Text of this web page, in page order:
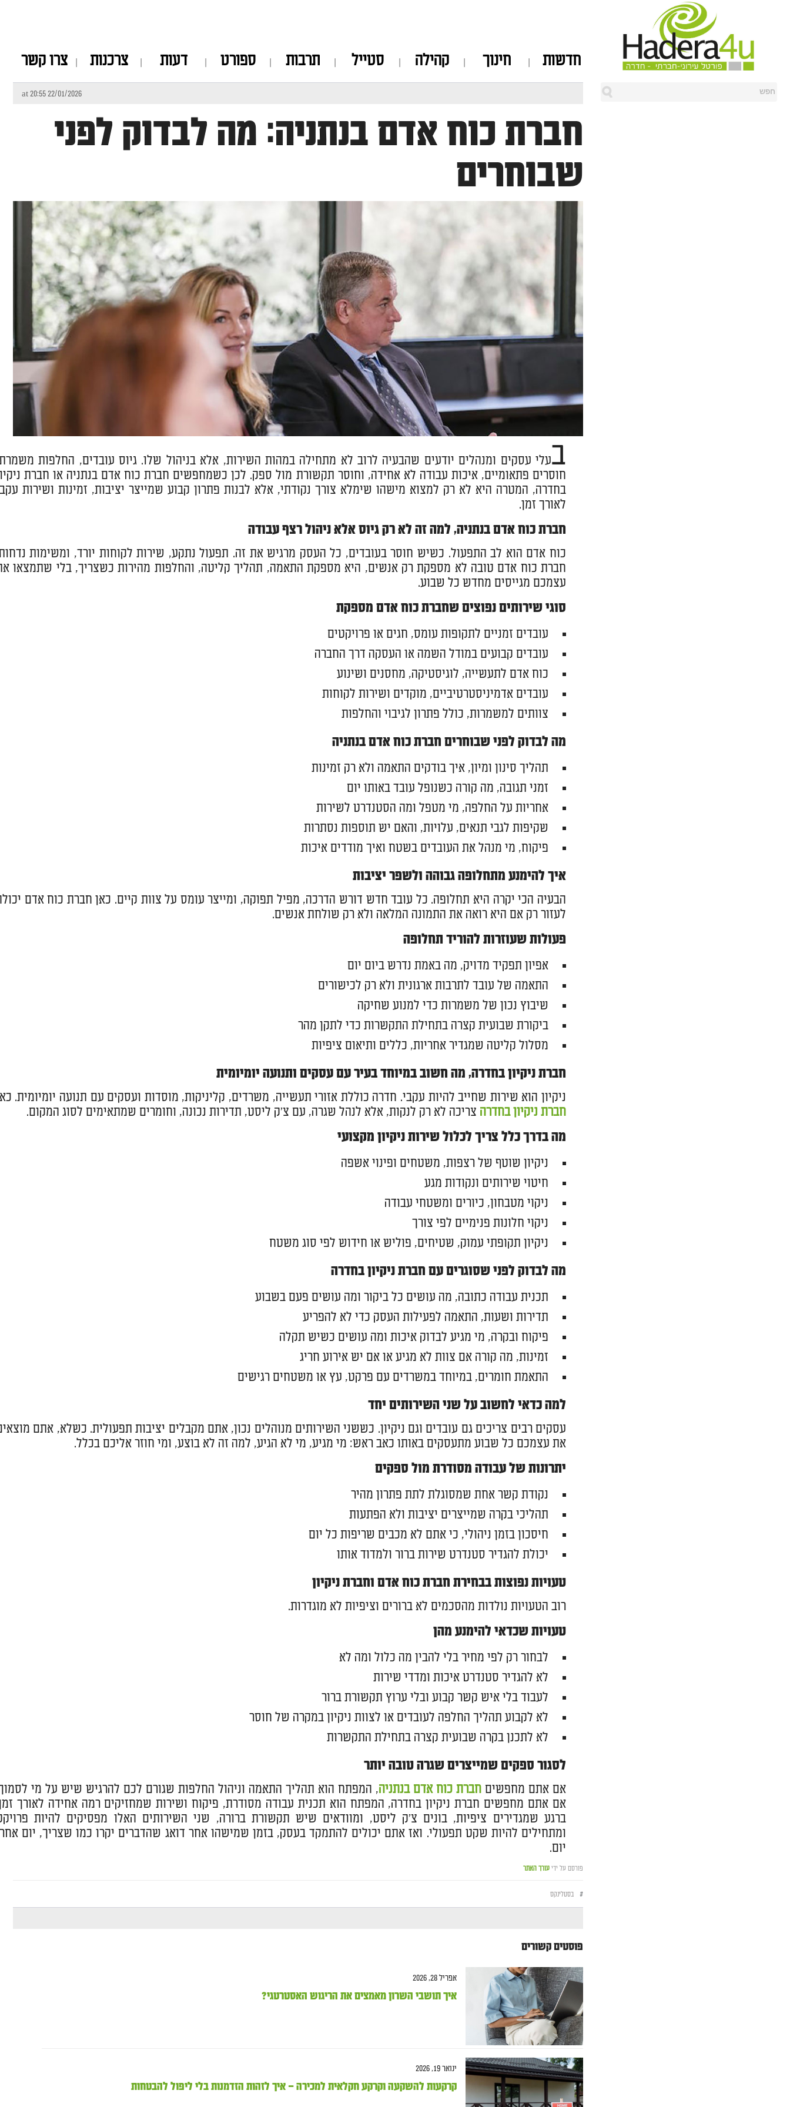
חדשות חינוך קהילה סטייל תרבות ספורט דעות צרכנות צרו קשר
22/01/2026 at 20:55
חברת כוח אדם בנתניה: מה לבדוק לפני
שבוחרים
בעלי עסקים ומנהלים יודעים שהבעיה לרוב לא מתחילה במהות השירות, אלא בניהול שלו. גיוס עובדים, החלפות
חוסרים פתאומיים, איכות עבודה לא אחידה, וחוסר תקשורת מול ספק. לכן כשמחפשים חברת כוח אדם בנתניה או חברת
בחדרה, המטרה היא לא רק למצוא מישהו שימלא צורך נקודתי, אלא לבנות פתרון קבוע שמייצר יציבות, זמינות ושירות
לאורך זמן.
חברת כוח אדם בנתניה, למה זה לא רק גיוס אלא ניהול רצף עבודה
כוח אדם הוא לב התפעול. כשיש חוסר בעובדים, כל העסק מרגיש את זה. תפעול נתקע, שירות לקוחות יורד, ומשימות
חברת כוח אדם טובה לא מספקת רק אנשים, היא מספקת התאמה, תהליך קליטה, והחלפות מהירות כשצריך, בלי שתמצאו
עצמכם מגייסים מחדש כל שבוע.
סוגי שירותים נפוצים שחברת כוח אדם מספקת
עובדים זמניים לתקופות עומס, חגים או פרויקטים
עובדים קבועים במודל השמה או העסקה דרך החברה
כוח אדם לתעשייה, לוגיסטיקה, מחסנים ושינוע
עובדים אדמיניסטרטיביים, מוקדים ושירות לקוחות
צוותים למשמרות, כולל פתרון לגיבוי והחלפות
מה לבדוק לפני שבוחרים חברת כוח אדם בנתניה
תהליך סינון ומיון, איך בודקים התאמה ולא רק זמינות
זמני תגובה, מה קורה כשנופל עובד באותו יום
אחריות על החלפה, מי מטפל ומה הסטנדרט לשירות
שקיפות לגבי תנאים, עלויות, והאם יש תוספות נסתרות
פיקוח, מי מנהל את העובדים בשטח ואיך מודדים איכות
איך להימנע מתחלופה גבוהה ולשפר יציבות
הבעיה הכי יקרה היא תחלופה. כל עובד חדש דורש הדרכה, מפיל תפוקה, ומייצר עומס על צוות קיים. כאן חברת כוח אדם
לעזור רק אם היא רואה את התמונה המלאה ולא רק שולחת אנשים.
פעולות שעוזרות להוריד תחלופה
אפיון תפקיד מדויק, מה באמת נדרש ביום יום
התאמה של עובד לתרבות ארגונית ולא רק לכישורים
שיבוץ נכון של משמרות כדי למנוע שחיקה
ביקורת שבועית קצרה בתחילת התקשרות כדי לתקן מהר
מסלול קליטה שמגדיר אחריות, כללים ותיאום ציפיות
חברת ניקיון בחדרה, מה חשוב במיוחד בעיר עם עסקים ותנועה יומיומית
ניקיון הוא שירות שחייב להיות עקבי. חדרה כוללת אזורי תעשייה, משרדים, קליניקות, מוסדות ועסקים עם תנועה יומיומית.
חברת ניקיון בחדרה צריכה לא רק לנקות, אלא לנהל שגרה, עם צ'ק ליסט, תדירות נכונה, וחומרים שמתאימים לסוג המקום.
מה בדרך כלל צריך לכלול שירות ניקיון מקצועי
ניקיון שוטף של רצפות, משטחים ופינוי אשפה
חיטוי שירותים ונקודות מגע
ניקוי מטבחון, כיורים ומשטחי עבודה
ניקוי חלונות פנימיים לפי צורך
ניקיון תקופתי עמוק, שטיחים, פוליש או חידוש לפי סוג משטח
מה לבדוק לפני שסוגרים עם חברת ניקיון בחדרה
תכנית עבודה כתובה, מה עושים כל ביקור ומה עושים פעם בשבוע
תדירות ושעות, התאמה לפעילות העסק כדי לא להפריע
פיקוח ובקרה, מי מגיע לבדוק איכות ומה עושים כשיש תקלה
זמינות, מה קורה אם צוות לא מגיע או אם יש אירוע חריג
התאמת חומרים, במיוחד במשרדים עם פרקט, עץ או משטחים רגישים
למה כדאי לחשוב על שני השירותים יחד
עסקים רבים צריכים גם עובדים וגם ניקיון. כששני השירותים מנוהלים נכון, אתם מקבלים יציבות תפעולית. כשלא, אתם
את עצמכם כל שבוע מתעסקים באותו כאב ראש: מי מגיע, מי לא הגיע, למה זה לא בוצע, ומי חוזר אליכם בכלל.
יתרונות של עבודה מסודרת מול ספקים
נקודת קשר אחת שמסוגלת לתת פתרון מהיר
תהליכי בקרה שמייצרים יציבות ולא הפתעות
חיסכון בזמן ניהולי, כי אתם לא מכבים שריפות כל יום
יכולת להגדיר סטנדרט שירות ברור ולמדוד אותו
טעויות נפוצות בבחירת חברת כוח אדם וחברת ניקיון
רוב הטעויות נולדות מהסכמים לא ברורים וציפיות לא מוגדרות.
טעויות שכדאי להימנע מהן
לבחור רק לפי מחיר בלי להבין מה כלול ומה לא
לא להגדיר סטנדרט איכות ומדדי שירות
לעבוד בלי איש קשר קבוע ובלי ערוץ תקשורת ברור
לא לקבוע תהליך החלפה לעובדים או לצוות ניקיון במקרה של חוסר
לא לתכנן בקרה שבועית קצרה בתחילת התקשרות
לסגור ספקים שמייצרים שגרה טובה יותר
אם אתם מחפשיםחברת כוח אדם בנתניה, המפתח הוא תהליך התאמה וניהול החלפות שגורם לכם להרגיש שיש על מי
אם אתם מחפשים חברת ניקיון בחדרה, המפתח הוא תכנית עבודה מסודרת, פיקוח ושירות שמחזיקים רמה אחידה לאורך
ברגע שמגדירים ציפיות, בונים צ'ק ליסט, ומוודאים שיש תקשורת ברורה, שני השירותים האלו מפסיקים להיות
ומתחילים להיות שקט תפעולי. ואז אתם יכולים להתמקד בעסק, בזמן שמישהו אחר דואג שהדברים יקרו כמו שצריך, יום
יום.
פורסם על ידי עורך האתר
# בסטלינקס
פוסטים קשורים
אפריל 28, 2026
איך תושבי השרון מאמצים את הריגוש האסטרטגי?
ינואר 19, 2026
קרקעות להשקעה וקרקע חקלאית למכירה – איך לזהות הזדמנות בלי ליפול להבטחות